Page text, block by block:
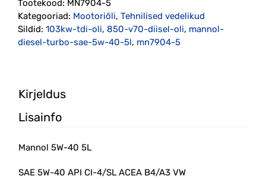
kogus
Tootekood: MN7904-5
Kategooriad: Mootoriõli, Tehnilised vedelikud
Sildid: 103kw-tdi-oli, 850-v70-diisel-oli, mannol-
diesel-turbo-sae-5w-40-5l, mn7904-5
Kirjeldus
Lisainfo
Mannol 5W-40 5L
SAE 5W-40 API CI-4/SL ACEA B4/A3 VW